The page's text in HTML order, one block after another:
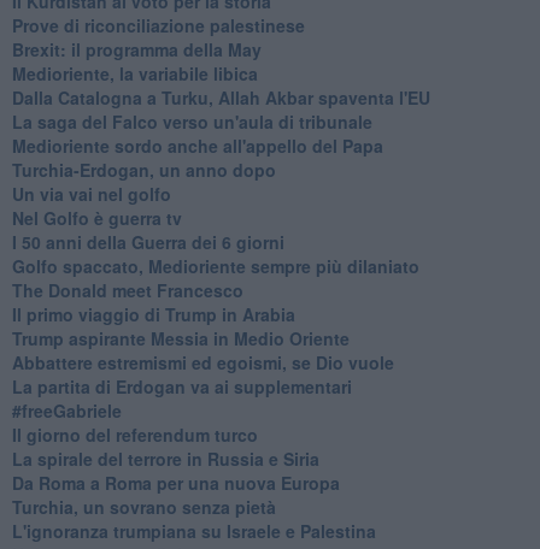
Prove di riconciliazione palestinese
Brexit: il programma della May
Medioriente, la variabile libica
Dalla Catalogna a Turku, Allah Akbar spaventa l'EU
La saga del Falco verso un'aula di tribunale
Medioriente sordo anche all'appello del Papa
Turchia-Erdogan, un anno dopo
Un via vai nel golfo
Nel Golfo è guerra tv
I 50 anni della Guerra dei 6 giorni
Golfo spaccato, Medioriente sempre più dilaniato
The Donald meet Francesco
Il primo viaggio di Trump in Arabia
Trump aspirante Messia in Medio Oriente
Abbattere estremismi ed egoismi, se Dio vuole
La partita di Erdogan va ai supplementari
#freeGabriele
Il giorno del referendum turco
La spirale del terrore in Russia e Siria
Da Roma a Roma per una nuova Europa
Turchia, un sovrano senza pietà
L'ignoranza trumpiana su Israele e Palestina